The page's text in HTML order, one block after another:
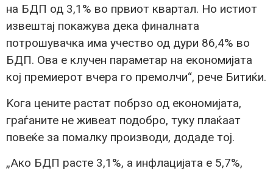
на БДП од 3,1% во првиот квартал. Но истиот
извештај покажува дека финалната
потрошувачка има учество од дури 86,4% во
БДП. Ова е клучен параметар на економијата
кој премиерот вчера го премолчи“, рече Битиќи.
Kога цените растат побрзо од економијата,
граѓаните не живеат подобро, туку плаќаат
повеќе за помалку производи, додаде тој.
„Ако БДП расте 3,1%, а инфлацијата е 5,7%,